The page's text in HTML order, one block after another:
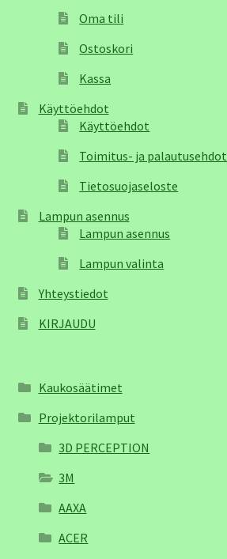
Oma tili
Ostoskori
Kassa
Käyttöehdot
Käyttöehdot
Toimitus- ja palautusehdot
Tietosuojaseloste
Lampun asennus
Lampun asennus
Lampun valinta
Yhteystiedot
KIRJAUDU
Kaukosäätimet
Projektorilamput
3D PERCEPTION
3M
AAXA
ACER